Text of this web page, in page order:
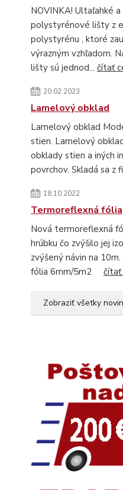
NOVINKA! Ultaľahké
polystyrénové lišty z
polystyrénu , ktoré
výrazným vzhľadom.
lišty sú jednod... čítať
20.02.2023
Lamelový obklad
Lamelový obklad
stien. Lamelový
obklady stien a iných
povrchov. Skladá sa z
18.10.2022
Termoreflexná fólia
Nová termoreflexná
hrúbku čo zvýšilo jej
zvýšený návin na
fólia 6mm/5m2 čítať
Zobraziť všetky